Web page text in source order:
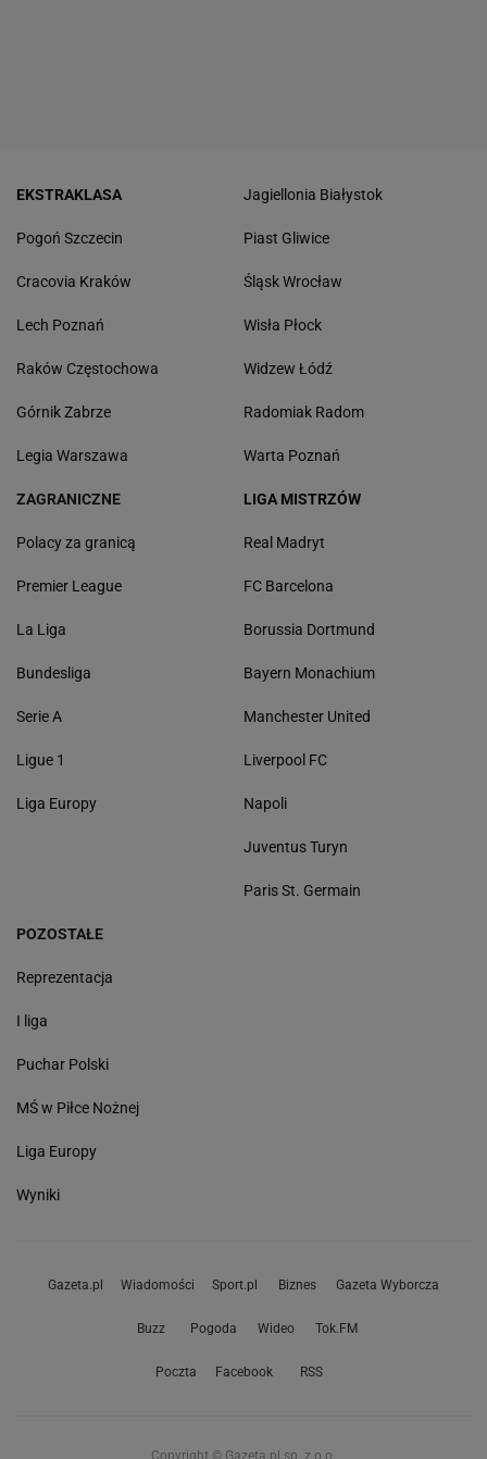
EKSTRAKLASA
Pogoń Szczecin
Cracovia Kraków
Lech Poznań
Raków Częstochowa
Górnik Zabrze
Legia Warszawa
Jagiellonia Białystok
Piast Gliwice
Śląsk Wrocław
Wisła Płock
Widzew Łódź
Radomiak Radom
Warta Poznań
ZAGRANICZNE
Polacy za granicą
Premier League
La Liga
Bundesliga
Serie A
Ligue 1
Liga Europy
LIGA MISTRZÓW
Real Madryt
FC Barcelona
Borussia Dortmund
Bayern Monachium
Manchester United
Liverpool FC
Napoli
Juventus Turyn
Paris St. Germain
POZOSTAŁE
Reprezentacja
I liga
Puchar Polski
MŚ w Piłce Nożnej
Liga Europy
Wyniki
Gazeta.pl Wiadomości Sport.pl Biznes Gazeta Wyborcza
Buzz Pogoda Wideo Tok.FM
Poczta Facebook RSS
Copyright © Gazeta.pl sp. z o.o.